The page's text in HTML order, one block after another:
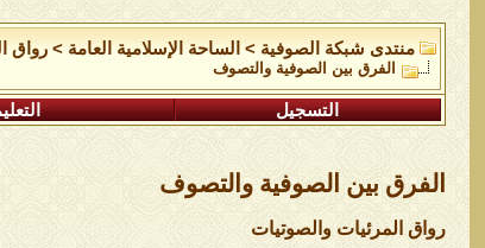
منتدى شبكة الصوفية > الساحة اﻹسلامية العامة >رواق
الفرق بين الصوفية والتصوف
التسجيل
الفرق بين الصوفية والتصوف
رواق المرئيات والصوتيات